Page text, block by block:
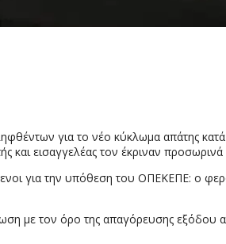
για το νέο κύκλωμα απάτης
και εισαγγελέας τον έκριναν
για την υπόθεση του ΟΠΕΚΕΠΕ: ο
με τον όρο της απαγόρευσης εξόδου